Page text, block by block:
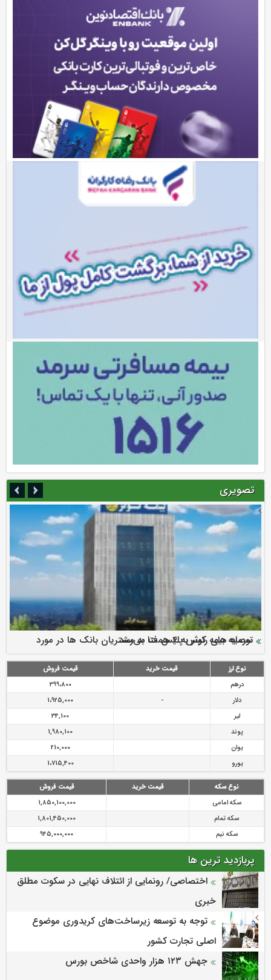
تصویری
ارزش سهام عدالت بالا رفت
سرمایه بیمه کوثر به ۴ همت می‌رسد
نود ثانیه با فولاد سنگان
تقدیر دبیرکل سندیکای بیمه گران ایران از اقدامات مدیرعامل بیمه
رازی
توصیه های رئیس پلیس فتا به مشتریان بانک ها در مورد
پیشگیری از سرقت های مجازی
نوع ارز قیمت خرید
قیمت فروش
درهم
399،800
دلار
-
1،925,000
لیر
34,100
پوند
1,980,100
یوان
210,000
یورو
1،715,400
نوع سکه قیمت خرید
قیمت فروش
سکه امامی
1,850,100,000
سکه تمام
1,801,450,000
سکه نیم
945,000,000
پربازدید ترین ها
اختصاصی/ رونمایی از ائتلاف‌ نهایی در سکوت مطلق
خبری
توجه به توسعه زیرساخت‌های کریدوری موضوع
اصلی تجارت کشور
جهش ۱۲۳ هزار واحدی شاخص بورس